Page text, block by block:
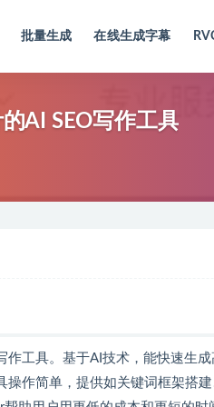
批量生成 在线生成字幕
AI SEO写作工具
作工具。基于AI技术，能快速生
作简单，提供如关键词框架搭